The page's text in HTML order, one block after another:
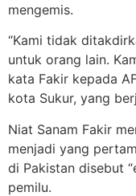
mengemis.
“Kami tidak
untuk orang lain.
kata Fakir kepada
kota Sukur, yang
Niat Sanam Fakir
menjadi yang
di Pakistan disebut
pemilu.